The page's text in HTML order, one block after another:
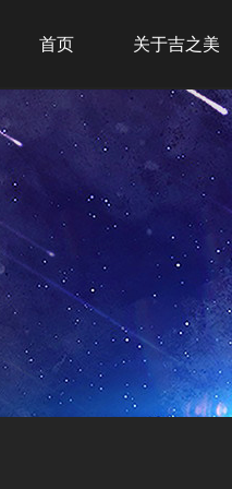
关于吉之美
公司简介
发展历程
企业文化
荣誉资质
首页